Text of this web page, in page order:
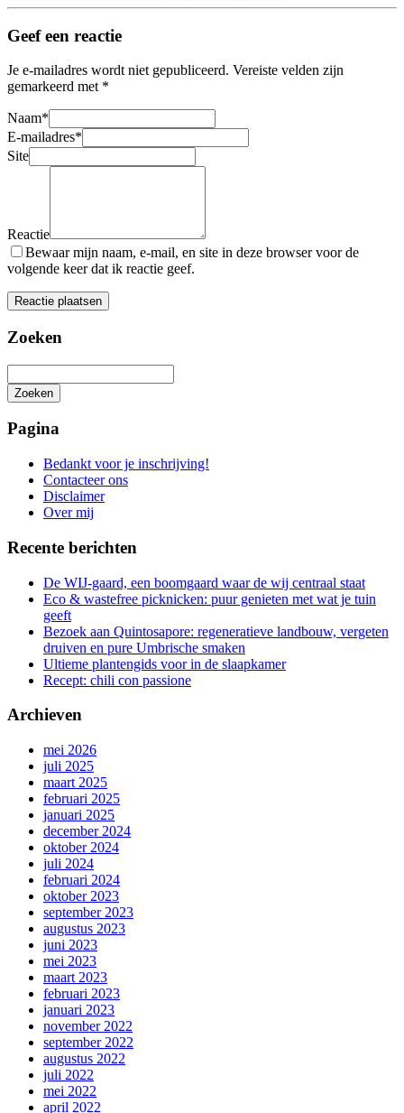
Geef een reactie
Je e-mailadres wordt niet gepubliceerd. Vereiste velden zijn
gemarkeerd met *
Naam*
E-mailadres*
Site
Reactie
Bewaar mijn naam, e-mail, en site in deze browser voor de
volgende keer dat ik reactie geef.
Zoeken
Zoeken
zoeken
Pagina
Bedankt voor je inschrijving!
Contacteer ons
Disclaimer
Over mij
Recente berichten
De WIJ-gaard, een boomgaard waar de wij centraal staat
Eco & wastefree picknicken: puur genieten met wat je tuin
geeft
Bezoek aan Quintosapore: regeneratieve landbouw, vergeten
druiven en pure Umbrische smaken
Ultieme plantengids voor in de slaapkamer
Recept: chili con passione
Archieven
mei 2026
juli 2025
maart 2025
februari 2025
januari 2025
december 2024
oktober 2024
juli 2024
februari 2024
oktober 2023
september 2023
augustus 2023
juni 2023
mei 2023
maart 2023
februari 2023
januari 2023
november 2022
september 2022
augustus 2022
juli 2022
mei 2022
april 2022